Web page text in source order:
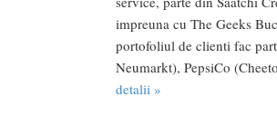
impreuna cu The Geeks
portofoliul de clienti fac
Neumarkt), PepsiCo
detalii »